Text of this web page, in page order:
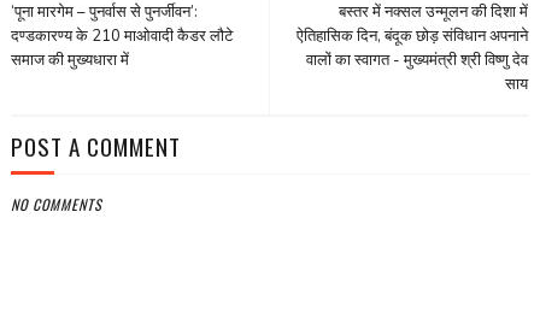
बस्तर में नक्सल उन्मूलन की दिशा में
ऐतिहासिक दिन, बंदूक छोड़ संविधान अपनाने
वालों का स्वागत - मुख्यमंत्री श्री विष्णु देव
साय
‘पूना मारगेम – पुनर्वास से पुनर्जीवन’:
दण्डकारण्य के 210 माओवादी कैडर लौटे
समाज की मुख्यधारा में
POST A COMMENT
NO COMMENTS